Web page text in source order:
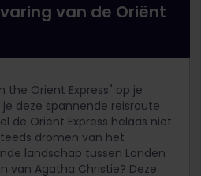
van de Oriënt
the Orient Express" op je
deze spannende reisroute
de Orient Express helaas niet
dromen van het
landschap tussen Londen
van Agatha Christie? Deze